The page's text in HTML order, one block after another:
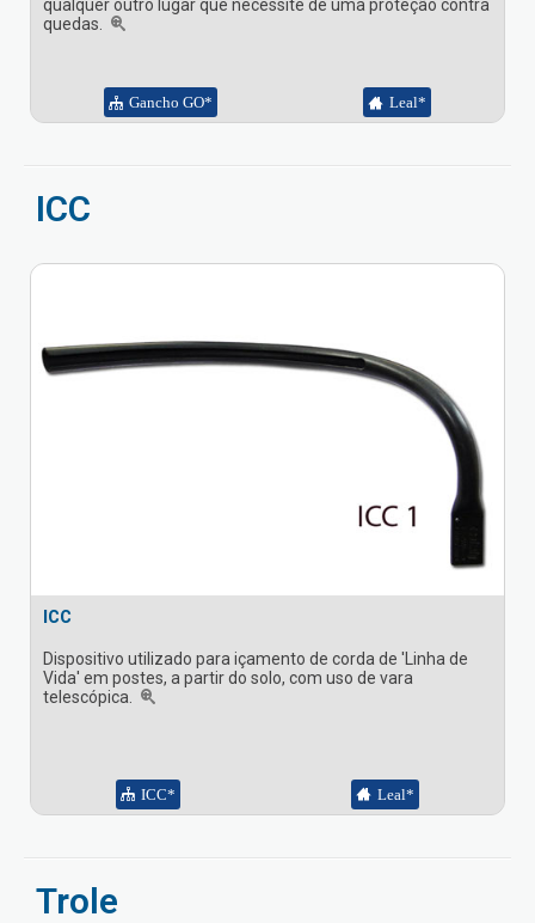
qualquer outro lugar que necessite de uma proteção contra
quedas.
Gancho GO* Leal*
ICC
ICC
Dispositivo utilizado para içamento de corda de 'Linha de
Vida' em postes, a partir do solo, com uso de vara
telescópica.
ICC* Leal*
Trole